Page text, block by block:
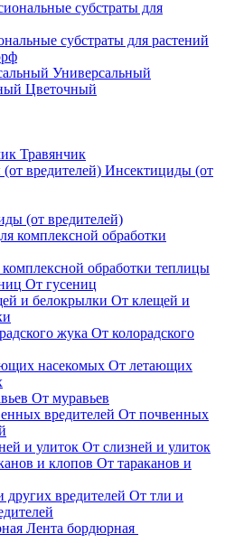
субстраты для растений
Универсальный
Цветочный
Травянчик
Инсектициды (от
(от вредителей)
обработки теплицы
От гусениц
От клещей и
От колорадского
От летающих
От муравьев
От почвенных
От слизней и улиток
От тараканов и
От тли и
Лента бордюрная